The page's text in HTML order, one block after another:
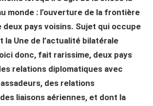
monde : l’ouverture de la frontière
pays voisins. Sujet qui occupe
la Une de l’actualité bilatérale
donc, fait rarissime, deux pays
relations diplomatiques avec
des relations
liaisons aériennes, et dont la